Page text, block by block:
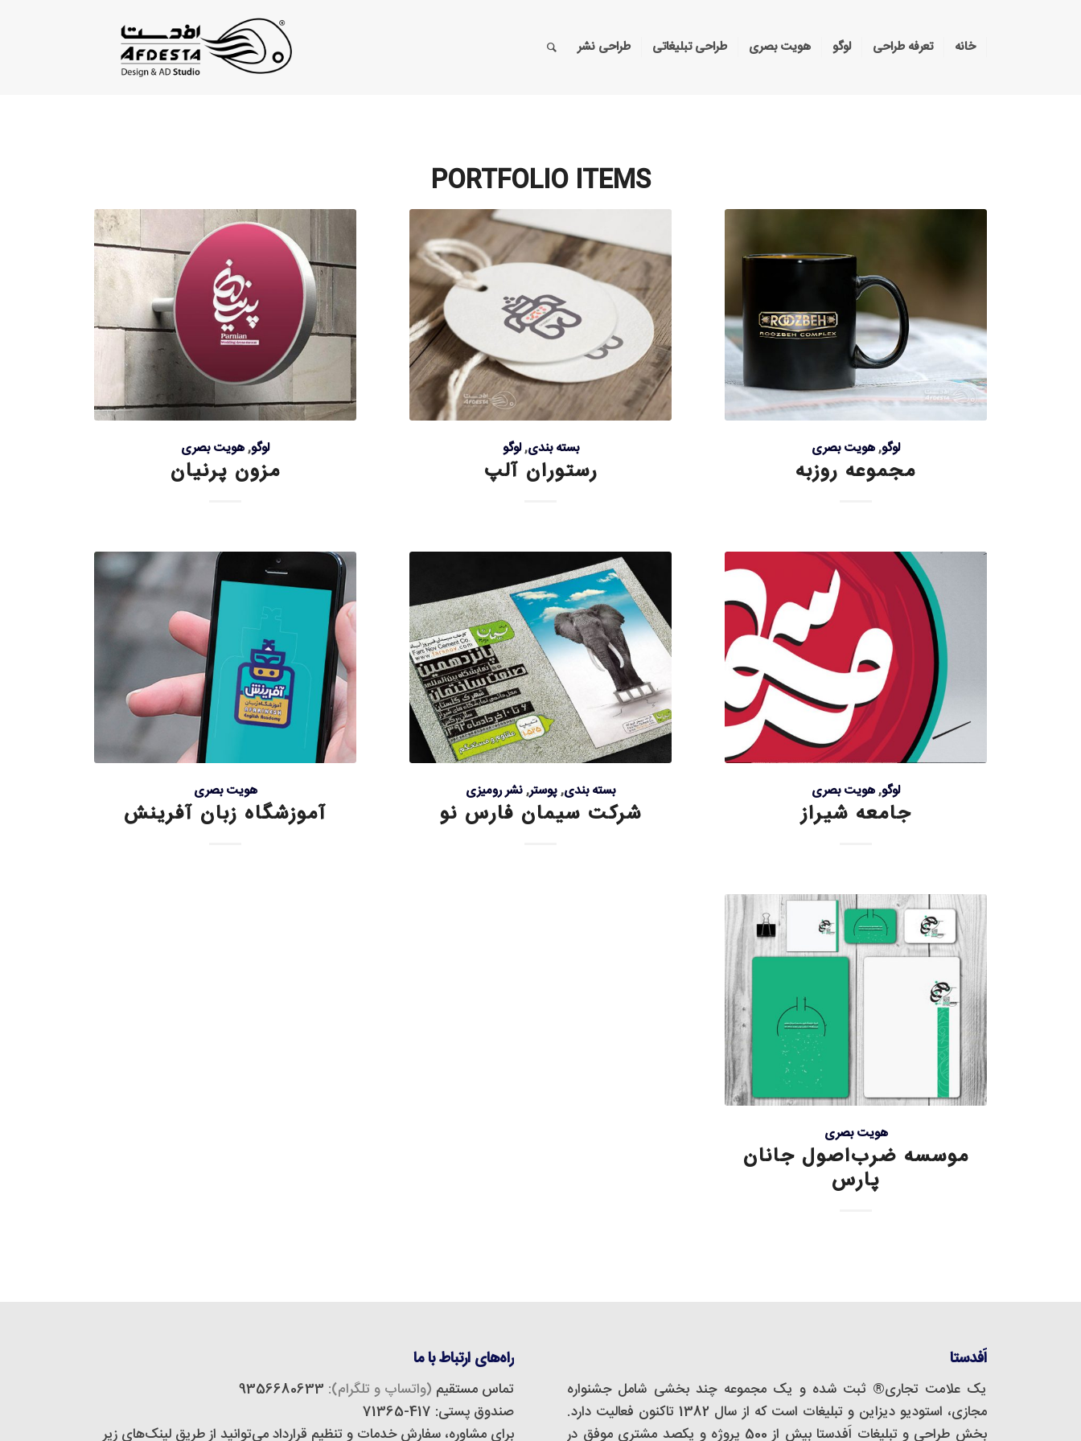
خانه تعرفه طراحی لوگو هویت بصری طراحی تبلیغاتی طراحی نشر
PORTFOLIO ITEMS
لوگو,هویت بصری
مجموعه روزبه
بسته بندی,لوگو
رستوران آلپ
لوگو,هویت بصری
مزون پرنیان
لوگو,هویت بصری
جامعه شیراز
بسته بندی,پوستر,نشر رومیزی
شرکت سیمان فارس نو
هویت بصری
آموزشگاه زبان آفرینش
هویت بصری
موسسه ضرب‌اصول جانان
پارس
اَفدستا
یک علامت تجاری® ثبت شده و یک مجموعه‌ چند بخشی شامل جشنواره
مجازی، استودیو دیزاین و تبلیغات است که از سال 1382 تاکنون فعالیت دارد.
بخش طراحی و تبلیغات اَفدستا بیش از 500 پروژه و یکصد مشتری موفق در
راه‌های ارتباط با ما
تماس مستقیم (واتساپ و تلگرام):
صندوق پستی: 417-71365
برای مشاوره، سفارش خدمات و تنظیم قرارداد می‌توانید از طریق لینک‌های زیر